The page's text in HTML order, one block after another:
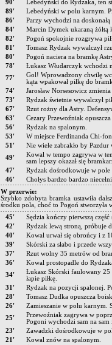
90'
Lebedyński do Rydzaka, ten
89'
Lebedyński w polu karnym.
86'
Parzy wychodzi na
84'
Marcin Dymek ukaraną żółtą
82'
Pogoń spokojnie rozgrywa
81'
Tomasz Rydzak wywalczył
80'
Pogoń naciera na bramkę
78'
Łukasz Włudarczyk wchodzi
77'
Gol! Wprowadzony chwilę
kąta wpakował piłkę do
74'
Jarosław Norsesowicz
73'
Rydzak świetnie wywalczył
67'
Rzut rożny dla Astry.
63'
Cezary Przewoźniak
56'
Rydzak na spalonym.
53'
W miejsce Ferdinanda Chi-
51'
Nie wiele zabrakło by Pazdur
49'
Kowal w tempo zagrywa w
sam lepszy okazał się
47'
Rydzak dośrodkowuje w pole
46'
Chołys bardzo bardzo
W przerwie:
Szybko zdobyta bramka ustawiła
środku pola, choć to Pogoń stworzyła
45'
Sędzia kończy pierwszą część
42'
Rydzak lewą stroną, próbuje
40'
Kowal urwał się obrońcy i z
39'
Skórski za słabo i przede
37'
Rzut wolny 35 metrów od
36'
Kowal prostopadle do
34'
Łukasz Skórski faulowany
łapie piłkę.
31'
Rydzak na pozycji spalonej.
28'
Tomasz Dudka opuszcza
26'
Zamieszanie w polu karnym.
25'
Przewoźniak zagrywa w
Pogoni wychodzi sam na sam
23'
Zawadzki dośrodkowuje w
21'
Kowal znów na spalonym.